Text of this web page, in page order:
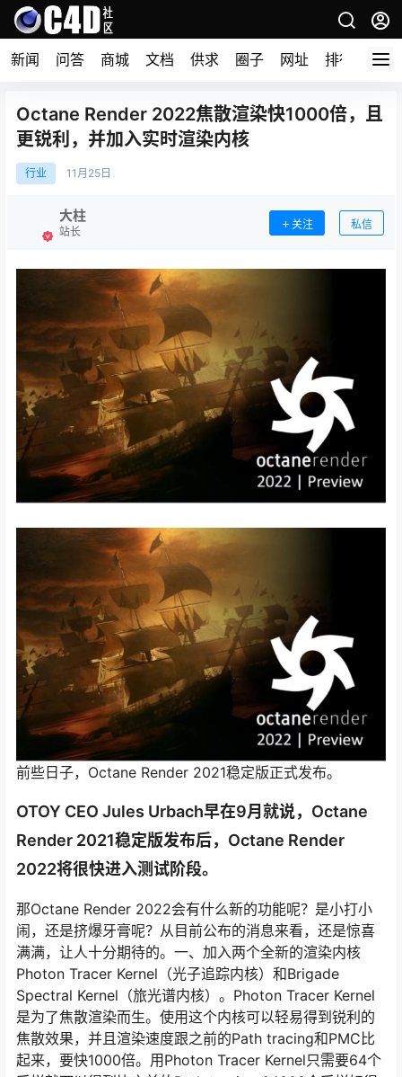
新闻 问答 商城 文档 供求 圈子 网址 排行榜
Octane Render 2022焦散渲染快1000倍，且
更锐利，并加入实时渲染内核
行业 11月 25日
大柱
站长
关注 私信
前些日子，Octane Render 2021稳定版正式发布。
OTOY CEO Jules Urbach早在9月就说，Octane
Render 2021稳定版发布后，Octane Render
2022将很快进入测试阶段。
那Octane Render 2022会有什么新的功能呢？是小打小
闹，还是挤爆牙膏呢？从目前公布的消息来看，还是惊喜
满满，让人十分期待的。一、加入两个全新的渲染内核
Photon Tracer Kernel（光子追踪内核）和Brigade
Spectral Kernel（旅光谱内核）。Photon Tracer Kernel
是为了焦散渲染而生。使用这个内核可以轻易得到锐利的
焦散效果，并且渲染速度跟之前的Path tracing和PMC比
起来，要快1000倍。用Photon Tracer Kernel只需要64个